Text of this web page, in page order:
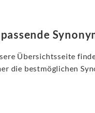
Übersichtsseite
die bestmöglichen